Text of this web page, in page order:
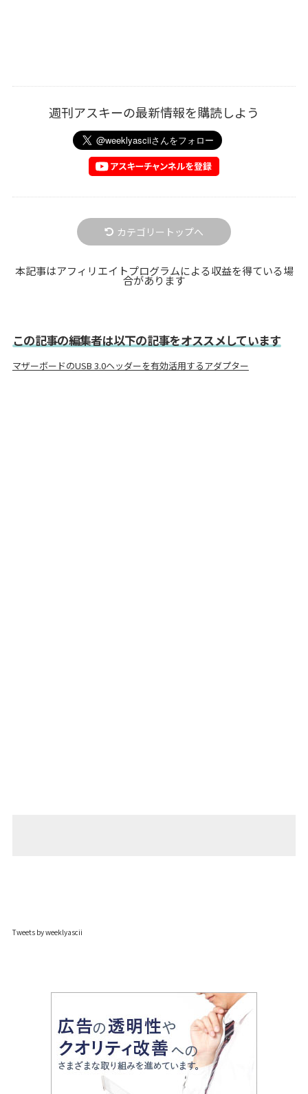
週刊アスキーの最新情報を購読しよう
カテゴリートップへ
本記事はアフィリエイトプログラムによる収益を得ている場
合があります
この記事の編集者は以下の記事をオススメしています
マザーボードのUSB 3.0ヘッダーを有効活用するアダプター
Tweets by weeklyascii